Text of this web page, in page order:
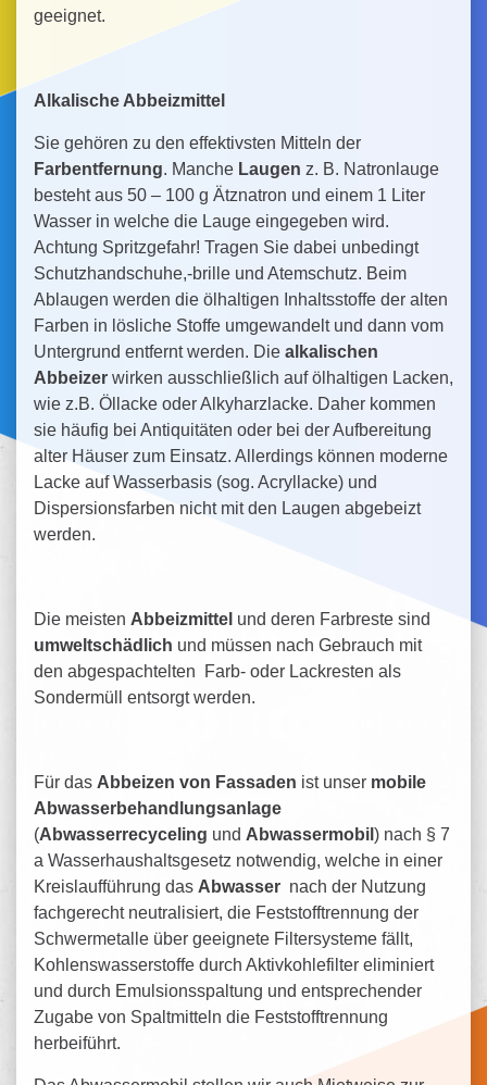
geeignet.
Alkalische Abbeizmittel
Sie gehören zu den effektivsten Mitteln der
Farbentfernung. Manche Laugen z. B. Natronlauge
besteht aus 50 – 100 g Ätznatron und einem 1 Liter
Wasser in welche die Lauge eingegeben wird.
Achtung Spritzgefahr! Tragen Sie dabei unbedingt
Schutzhandschuhe,-brille und Atemschutz. Beim
Ablaugen werden die ölhaltigen Inhaltsstoffe der alten
Farben in lösliche Stoffe umgewandelt und dann vom
Untergrund entfernt werden. Die alkalischen
Abbeizer wirken ausschließlich auf ölhaltigen Lacken,
wie z.B. Öllacke oder Alkyharzlacke. Daher kommen
sie häufig bei Antiquitäten oder bei der Aufbereitung
alter Häuser zum Einsatz. Allerdings können moderne
Lacke auf Wasserbasis (sog. Acryllacke) und
Dispersionsfarben nicht mit den Laugen abgebeizt
werden.
Die meisten Abbeizmittel und deren Farbreste sind
umweltschädlich und müssen nach Gebrauch mit
den abgespachtelten Farb- oder Lackresten als
Sondermüll entsorgt werden.
Für das Abbeizen von Fassaden ist unser mobile
Abwasserbehandlungsanlage
(Abwasserrecyceling und Abwassermobil ) nach § 7
a Wasserhaushaltsgesetz notwendig, welche in einer
Kreislaufführung das Abwasser nach der Nutzung
fachgerecht neutralisiert, die Feststofftrennung der
Schwermetalle über geeignete Filtersysteme fällt,
Kohlenswasserstoffe durch Aktivkohlefilter eliminiert
und durch Emulsionsspaltung und entsprechender
Zugabe von Spaltmitteln die Feststofftrennung
herbeiführt.